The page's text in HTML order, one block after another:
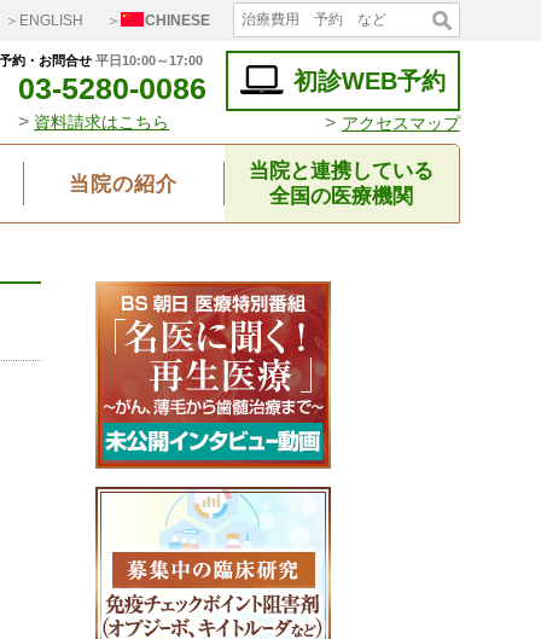
＞ENGLISH ＞ CHINESE
約・お問合せ 平日10:00～17:00
03-5280-0086
> 資料請求はこちら
初診WEB予約
> アクセスマップ
当院の紹介
当院と連携している
全国の医療機関